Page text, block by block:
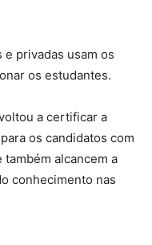
privadas usam os
os estudantes.
a certificar a
os candidatos com
alcancem a
conhecimento nas